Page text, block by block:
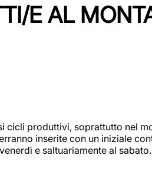
E AL
cicli produttivi, soprattutto nel
inserite con un iniziale
e saltuariamente al